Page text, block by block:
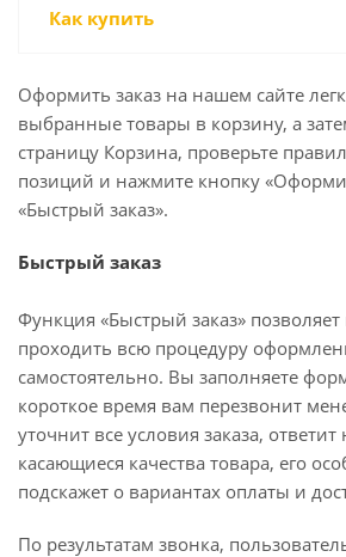
Как купить
Оформить заказ на нашем сайте
выбранные товары в корзину, а
страницу Корзина, проверьте
позиций и нажмите кнопку
«Быстрый заказ».
Быстрый заказ
Функция «Быстрый заказ»
проходить всю процедуру
самостоятельно. Вы заполняете
короткое время вам перезвонит
уточнит все условия заказа,
касающиеся качества товара, его
подскажет о вариантах оплаты и
По результатам звонка,